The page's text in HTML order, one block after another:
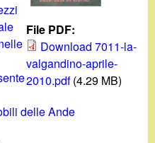
File PDF:
Download 7011-la-
valgandino-aprile-
2010.pdf (4.29 MB)
delle Ande